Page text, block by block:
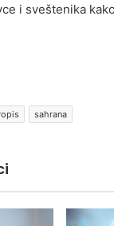
i sveštenika
sahrana